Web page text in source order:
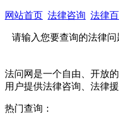
网站首页 法律咨询 法律
请输入您要查询的法律问
法问网是一个自由、开放
用户提供法律咨询、法律
热门查询：